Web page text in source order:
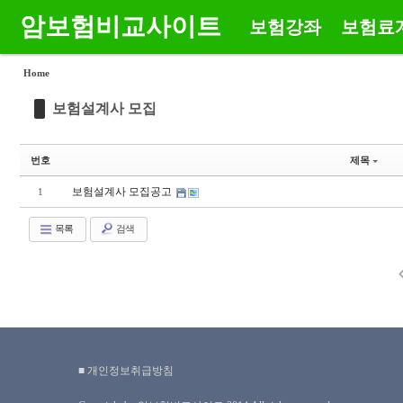
암보험비교사이트 보험강좌 보험료
Home
보험설계사 모집
번호 제목
1 보험설계사 모집공고
목록 검색
■ 개인정보취급방침
Sketchbook5, 스케치북5
Sketchbook5, 스케치북5
Sketchbook5, 스케치북5
Sketchbook5, 스케치북5